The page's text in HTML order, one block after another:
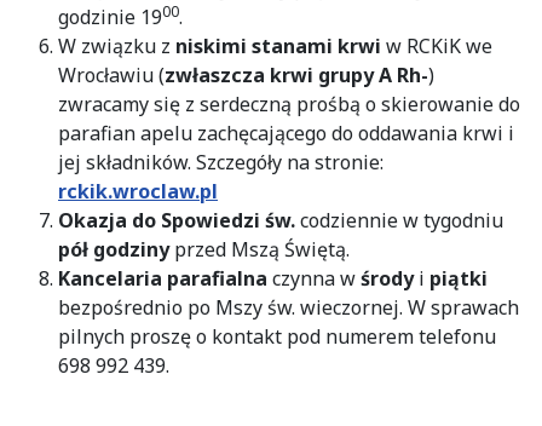
godzinie 1900.
W związku z niskimi stanami krwi w RCKiK we
Wrocławiu (zwłaszcza krwi grupy A Rh-)
zwracamy się z serdeczną prośbą o skierowanie do
parafian apelu zachęcającego do oddawania krwi i
jej składników. Szczegóły na stronie:
rckik.wroclaw.pl
Okazja do Spowiedzi św.codziennie w tygodniu
pół godzinyprzed Mszą Świętą.
Kancelaria parafialna czynna wśrodyi piątki
bezpośrednio po Mszy św. wieczornej. W sprawach
pilnych proszę o kontakt pod numerem telefonu
698 992 439.